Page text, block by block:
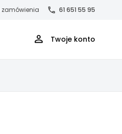
zamówienia 61 651 55 95
Twoje konto